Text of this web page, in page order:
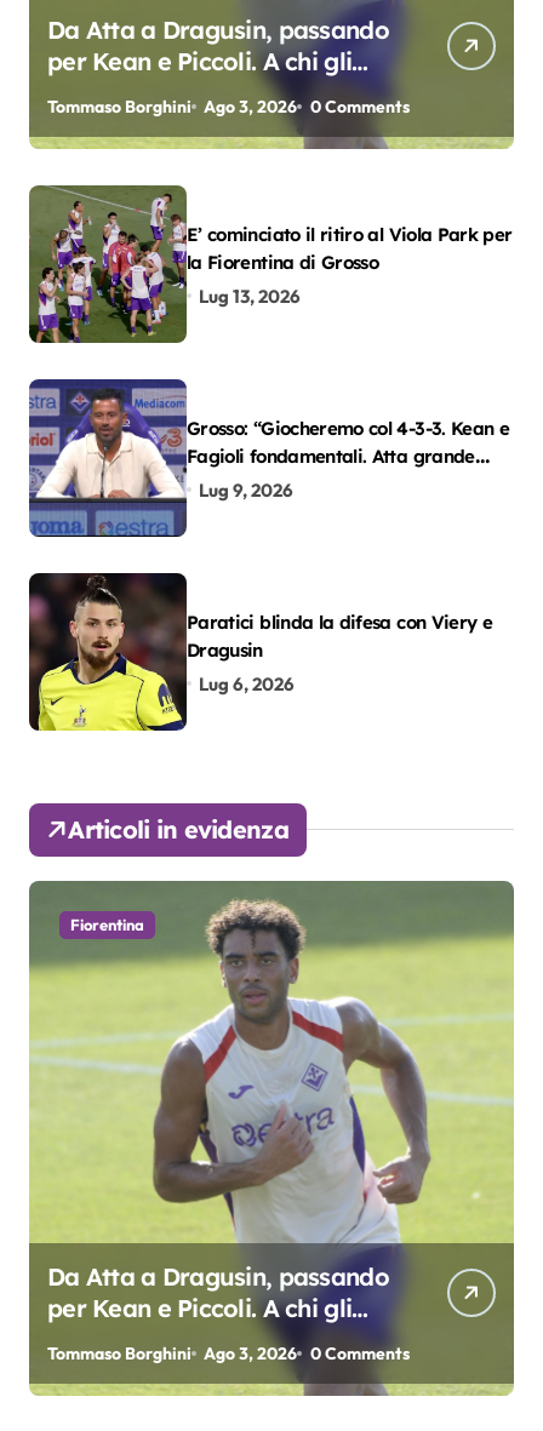
Da Atta a Dragusin, passando
per Kean e Piccoli. A chi gli
oscar del precampionato?
Tommaso Borghini Ago 3, 2026 0 Comments
E’ cominciato il ritiro al Viola Park per
la Fiorentina di Grosso
Lug 13, 2026
Grosso: “Giocheremo col 4-3-3. Kean e
Fagioli fondamentali. Atta grande
colpo”
Lug 9, 2026
Paratici blinda la difesa con Viery e
Dragusin
Lug 6, 2026
Articoli in evidenza
Fiorentina
Da Atta a Dragusin, passando
per Kean e Piccoli. A chi gli
oscar del precampionato?
Tommaso Borghini Ago 3, 2026 0 Comments